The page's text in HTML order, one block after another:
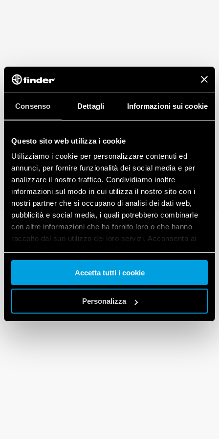
Consenso Dettagli Informazioni sui cookie
Questo sito web utilizza i cookie
Utilizziamo i cookie per personalizzare contenuti ed
annunci, per fornire funzionalità dei social media e per
analizzare il nostro traffico. Condividiamo inoltre
informazioni sul modo in cui utilizza il nostro sito con i
nostri partner che si occupano di analisi dei dati web,
pubblicità e social media, i quali potrebbero combinarle
con altre informazioni che ha fornito loro o che hanno
raccolto dal suo utilizzo dei loro servizi. Acconsenta ai
Vai alla Cookie Policy complet a
Accetta tutti i cookie
Personalizza